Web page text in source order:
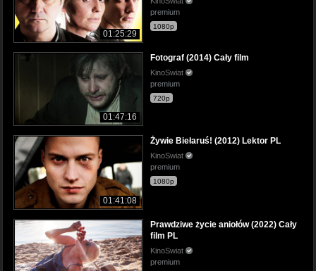
01:25:29
premium
1080p
01:47:16
Fotograf (2014) Cały film
KinoSwiat
premium
720p
01:41:08
Żywie Biełaruś! (2012) Lektor PL
KinoSwiat
premium
1080p
Prawdziwe życie aniołów (2022) Cały
film PL
KinoSwiat
premium